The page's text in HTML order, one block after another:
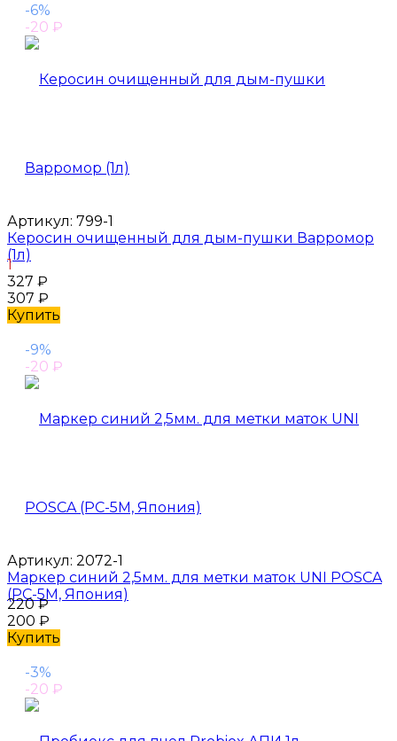
-6%
-20 ₽
Артикул: 799-1
Керосин очищенный для дым-пушки Варромор
(1л)
1
327 ₽
307 ₽
Купить
-9%
-20 ₽
Артикул: 2072-1
Маркер синий 2,5мм. для метки маток UNI POSCA
(PC-5M, Япония)
220₽
200 ₽
Купить
-3%
-20 ₽